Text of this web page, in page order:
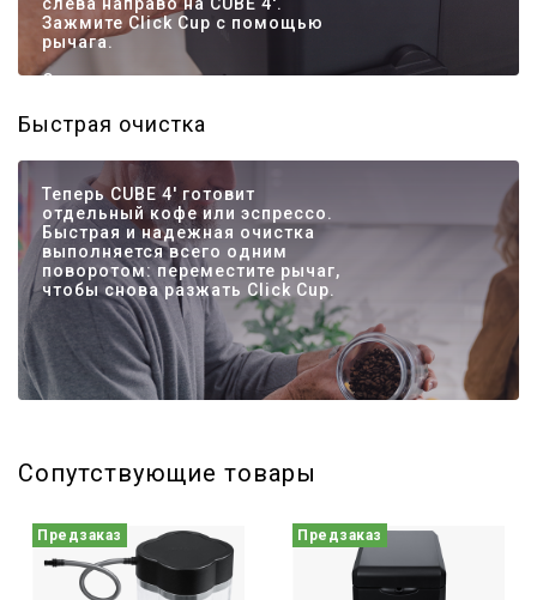
Зажмите Click Cup с помощью
рычага.
С этого момента все
приготовления идеального кофе
или эспрессо можно настроить в
меню. Количество кофе,
температуру и профиль аромата
можно отрегулировать под
каждую чашку и на любой вкус.
Быстрая очистка
Теперь CUBE 4' готовит
отдельный кофе или эспрессо.
Быстрая и надежная очистка
выполняется всего одним
поворотом: переместите рычаг,
чтобы снова разжать Click Cup.
Сопутствующие товары
Предзаказ Предзаказ